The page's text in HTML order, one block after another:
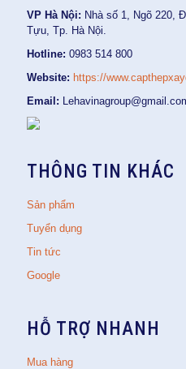
VP Hà Nội: Nhà số 1, Ngõ 220,
Tựu, Tp. Hà Nội.
Hotline: 0983 514 800
Website: https://
Email:
THÔNG TIN KHÁC
Sản phẩm
Tuyển dụng
Tin tức
Google
HỖ TRỢ NHANH
Mua hàng